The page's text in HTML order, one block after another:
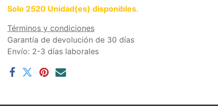
Solo 2520 Unidad(es) disponibles.
Términos y condiciones
Garantía de devolución de 30 días
Envío: 2-3 días laborales